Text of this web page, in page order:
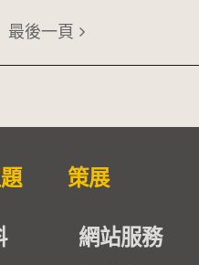
最後一頁
策展
網站服務